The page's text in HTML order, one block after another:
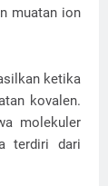
muatan ion
ketika
kovalen.
molekuler
terdiri dari